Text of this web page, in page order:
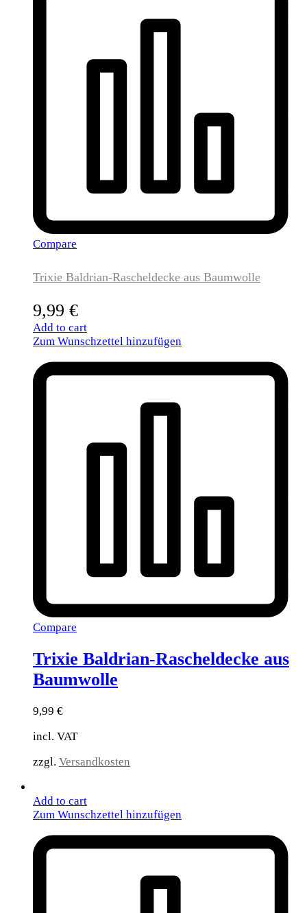
Compare
Trixie Baldrian-Rascheldecke aus Baumwolle
9,99 €
Add to cart
Zum Wunschzettel hinzufügen
Compare
Trixie Baldrian-Rascheldecke aus
Baumwolle
9,99 €
incl. VAT
zzgl. Versandkosten
Add to cart
Zum Wunschzettel hinzufügen